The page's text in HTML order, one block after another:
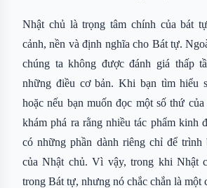
Nhật chủ là trọng tâm chính của bát
cảnh, nền và định nghĩa cho Bát tự.
chúng ta không được đánh giá thấp
những điều cơ bản. Khi bạn tìm hiểu
hoặc nếu bạn muốn đọc một số thứ
khám phá ra rằng nhiều tác phẩm kinh
có những phần dành riêng chỉ để trình
của Nhật chủ. Vì vậy, trong khi Nhật
trong Bát tự, nhưng nó chắc chắn là một